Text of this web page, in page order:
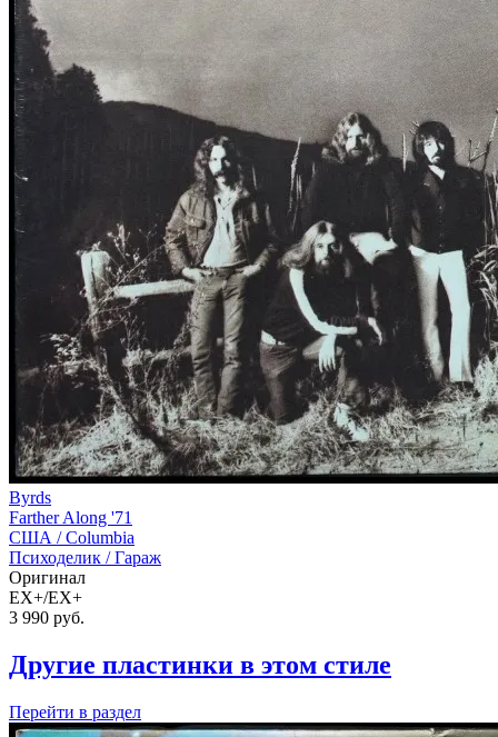
Byrds
Farther Along '71
США /Columbia
Психоделик / Гараж
Оригинал
EX+/EX+
3 990 руб.
Другие пластинки в этом стиле
Перейти в раздел